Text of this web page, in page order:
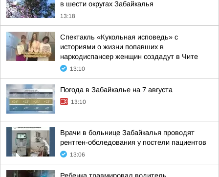
в шести округах Забайкалья
13:18
Спектакль «Кукольная исповедь» с
историями о жизни попавших в
наркодиспансер женщин создадут в Чите
13:10
Погода в Забайкалье на 7 августа
13:10
Врачи в больнице Забайкалья проводят
рентген-обследования у постели пациентов
13:06